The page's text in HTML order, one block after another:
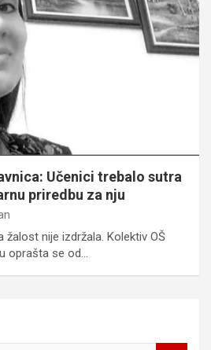
Učenici trebalo sutra
priredbu za nju
žalost nije izdržala. Kolektiv OŠ
oprašta se od…